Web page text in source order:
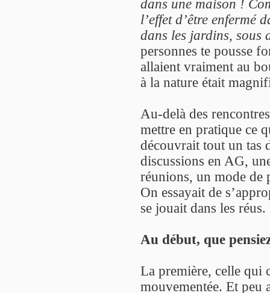
dans une maison !
l’effet d’être enfermé
dans les jardins, sous
personnes te pousse
allaient vraiment au
à la nature était
Au-delà des
mettre en pratique ce
découvrait tout un tas
discussions en AG,
réunions, un mode de
On essayait de
se jouait dans les réus.
Au début, que
La première, celle qui
mouvementée. Et peu